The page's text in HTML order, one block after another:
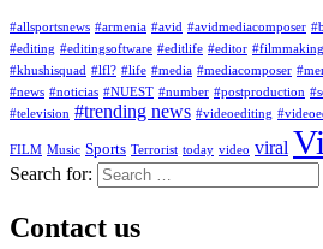
#allsportsnews #armenia #avid #avidmediacomposer
#editing #editingsoftware #editlife #editor #filmmaking
#khushisquad #lfl? #life #media #mediacomposer
#news #noticias #NUEST #number #postproduction
#television #trending news #videoediting
FILM Music Sports Terrorist today video viral
Search for:
Contact us